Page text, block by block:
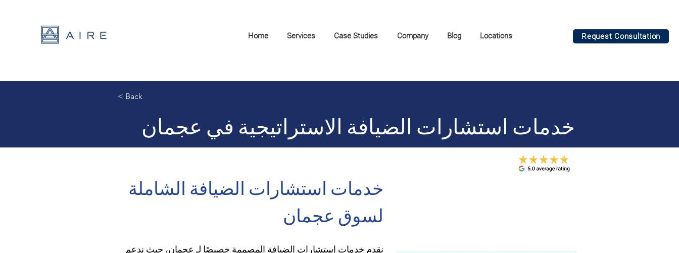
Home Services Case Studies Company Blog Locations Request Consultation
< Back
خدمات استشارات الضيافة الاستراتيجية في عجمان
خدمات استشارات الضيافة الشاملة
لسوق عجمان
نقدم خدمات استشارات الضيافة المصممة خصيصًا لـ عجمان، حيث ندعم